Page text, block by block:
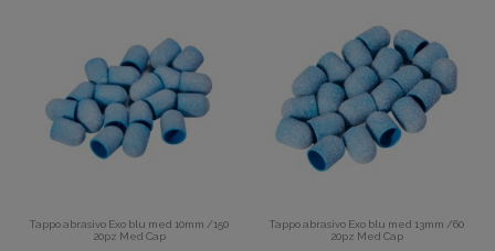
Tappo abrasivo Exo blu med 10mm /150
20pz Med Cap
Tappo abrasivo Exo blu med 13mm /60
20pz Med Cap